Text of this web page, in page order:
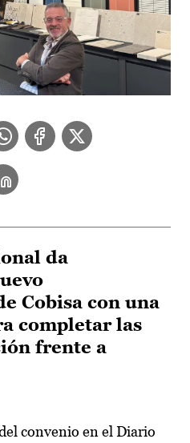
da
Cobisa con una
completar las
frente a
convenio en el Diario